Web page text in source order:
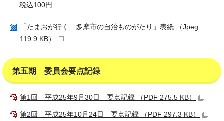
税込100円
「たまおが行く 多摩市の自治ものがたり」表紙 （Jpeg
119.9 KB）
第五期 委員会要点記録
第1回 平成25年9月30日 要点記録 （PDF 275.5 KB）
第2回 平成25年10月24日 要点記録 （PDF 297.3 KB）